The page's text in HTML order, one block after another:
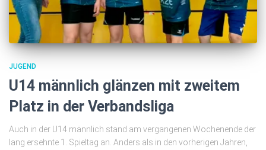
JUGEND
U14 männlich glänzen mit zweitem
Platz in der Verbandsliga
Auch in der U14 männlich stand am vergangenen Wochenende der
lang ersehnte 1. Spieltag an. Anders als in den vorherigen Jahren,